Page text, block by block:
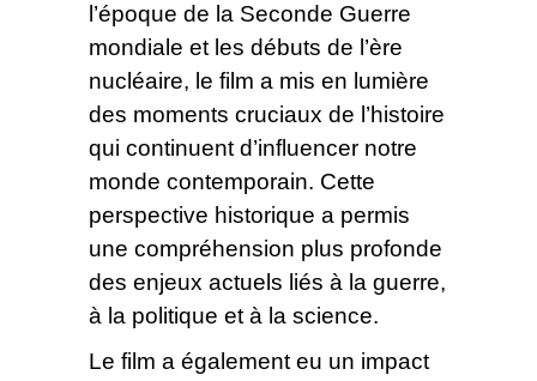
l’époque de la Seconde Guerre
mondiale et les débuts de l’ère
nucléaire, le film a mis en lumière
des moments cruciaux de l’histoire
qui continuent d’influencer notre
monde contemporain. Cette
perspective historique a permis
une compréhension plus profonde
des enjeux actuels liés à la guerre,
à la politique et à la science.
Le film a également eu un impact